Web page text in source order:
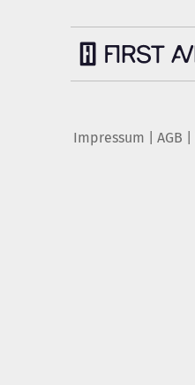
Impressum AGB